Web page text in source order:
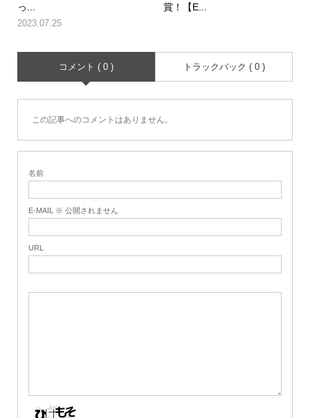
っ...
2023.07.25
賞！【E...
コメント ( 0 ) トラックバック ( 0 )
この記事へのコメントはありません。
名前
E-MAIL ※ 公開されません
URL